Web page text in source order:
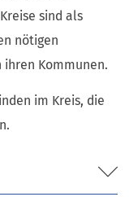
sind als
nötigen
ihren Kommunen.
im Kreis, die